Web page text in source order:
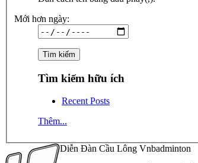
Mới hơn ngày:
Tìm kiếm hữu ích
Recent Posts
Thêm...
Diễn Đàn Cầu Lông Vnbadminton